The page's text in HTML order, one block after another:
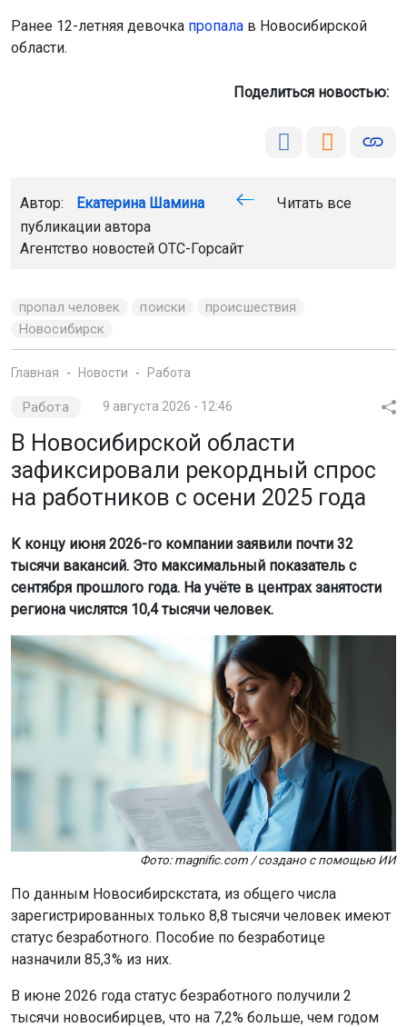
Главная Новости Работа
В Новосибирской области
зафиксировали рекордный спрос
на работников с осени 2025 года
К концу июня 2026-го компании заявили почти 32
тысячи вакансий. Это максимальный показатель с
сентября прошлого года. На учёте в центрах занятости
По данным Новосибирскстата, из общего числа
зарегистрированных только 8,8 тысячи человек имеют
статус безработного. Пособие по безработице
назначили 85,3% из них.
В июне 2026 года статус безработного получили 2
тысячи новосибирцев, что на 7,2% больше, чем годом
ранее. За тот же период трудоустроили 1,6 тысячи
человек, что на 37% больше, чем в июне 2025 года.
Всего в июне с учёта сняли 3,2 тысячи человек, из них
900 трудоустроились по направлению центров
Уровень зарегистрированной безработицы в регионе
составил 0,6% от численности рабочей силы. На 100
показатель составлял 24 человека.
Ранее в РоссииутвердилиГОСТ на нормальное
отношение к сотрудникам.
Поделиться новостью: